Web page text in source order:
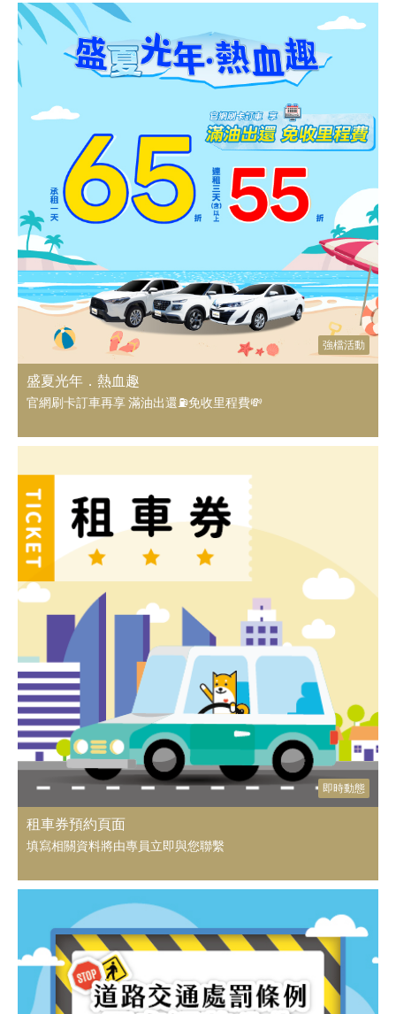
強檔活動
盛夏光年．熱血趣
官網刷卡訂車再享 滿油出還⛽免收里程費💸
即時動態
租車券預約頁面
填寫相關資料將由專員立即與您聯繫